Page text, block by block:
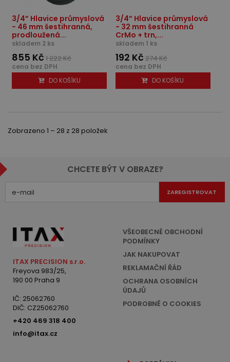
3/4” Hlavice průmyslová
- 46 mm šestihranná,
prodloužená...
skladem 2 ks
855 Kč 1 222 Kč
cena bez DPH
DO KOŠÍKU
3/4” Hlavice průmyslová
- 32 mm šestihranná
CrMo + trn,...
skladem 1 ks
192 Kč 274 Kč
cena bez DPH
DO KOŠÍKU
Zobrazeno 1 – 28 z 28 položek
CHCETE BÝT V OBRAZE?
ZAREGISTROVAT
ITAX PRECISION s.r.o.
Freyova 983/25,
190 00 Praha 9
IČ: 25062760
DIČ: CZ25062760
+420 469 318 400
info@itax.cz
VŠEOBECNÉ OBCHODNÍ
PODMÍNKY
JAK NAKUPOVAT
REKLAMAČNÍ ŘÁD
OCHRANA OSOBNÍCH
ÚDAJŮ
PODROBNĚ O COOKIES